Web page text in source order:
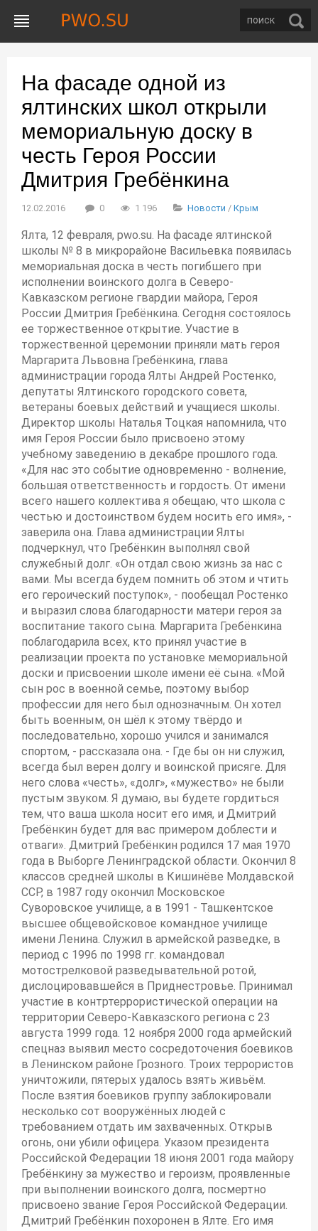
На фасаде одной из
ялтинских школ открыли
мемориальную доску в
честь Героя России
Дмитрия Гребёнкина
12.02.2016 0 1 196 Новости / Крым
Ялта, 12 февраля, pwo.su. На фасаде ялтинской
школы № 8 в микрорайоне Васильевка появилась
мемориальная доска в честь погибшего при
исполнении воинского долга в Северо-
Кавказском регионе гвардии майора, Героя
России Дмитрия Гребёнкина. Сегодня состоялось
ее торжественное открытие. Участие в
торжественной церемонии приняли мать героя
Маргарита Львовна Гребёнкина, глава
администрации города Ялты Андрей Ростенко,
депутаты Ялтинского городского совета,
ветераны боевых действий и учащиеся школы.
Директор школы Наталья Тоцкая напомнила, что
имя Героя России было присвоено этому
учебному заведению в декабре прошлого года.
«Для нас это событие одновременно - волнение,
большая ответственность и гордость. От имени
всего нашего коллектива я обещаю, что школа с
честью и достоинством будем носить его имя», -
заверила она. Глава администрации Ялты
подчеркнул, что Гребёнкин выполнял свой
служебный долг. «Он отдал свою жизнь за нас с
вами. Мы всегда будем помнить об этом и чтить
его героический поступок», - пообещал Ростенко
и выразил слова благодарности матери героя за
воспитание такого сына. Маргарита Гребёнкина
поблагодарила всех, кто принял участие в
реализации проекта по установке мемориальной
доски и присвоении школе имени её сына. «Мой
сын рос в военной семье, поэтому выбор
профессии для него был однозначным. Он хотел
быть военным, он шёл к этому твёрдо и
последовательно, хорошо учился и занимался
спортом, - рассказала она. - Где бы он ни служил,
всегда был верен долгу и воинской присяге. Для
него слова «честь», «долг», «мужество» не были
пустым звуком. Я думаю, вы будете гордиться
тем, что ваша школа носит его имя, и Дмитрий
Гребёнкин будет для вас примером доблести и
отваги». Дмитрий Гребёнкин родился 17 мая 1970
года в Выборге Ленинградской области. Окончил 8
классов средней школы в Кишинёве Молдавской
ССР, в 1987 году окончил Московское
Суворовское училище, а в 1991 - Ташкентское
высшее общевойсковое командное училище
имени Ленина. Служил в армейской разведке, в
период с 1996 по 1998 гг. командовал
мотострелковой разведывательной ротой,
дислоцировавшейся в Приднестровье. Принимал
участие в контртеррористической операции на
территории Северо-Кавказского региона с 23
августа 1999 года. 12 ноября 2000 года армейский
спецназ выявил место сосредоточения боевиков
в Ленинском районе Грозного. Троих террористов
уничтожили, пятерых удалось взять живьём.
После взятия боевиков группу заблокировали
несколько сот вооружённых людей с
требованием отдать им захваченных. Открыв
огонь, они убили офицера. Указом президента
Российской Федерации 18 июня 2001 года майору
Гребёнкину за мужество и героизм, проявленные
при выполнении воинского долга, посмертно
присвоено звание Героя Российской Федерации.
Дмитрий Гребёнкин похоронен в Ялте. Его имя